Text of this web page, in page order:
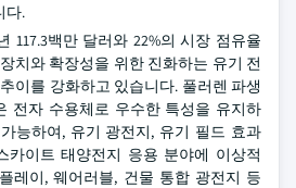
다.
117.3백만 달러와 22%의 시장 점유율
치와 확장성을 위한 진화하는 유기 전
이를 강화하고 있습니다. 풀러렌 파생
전자 수용체로 우수한 특성을 유지하
능하여, 유기 광전지, 유기 필드 효과
카이트 태양전지 응용 분야에 이상적
레이, 웨어러블, 건물 통합 광전지 등